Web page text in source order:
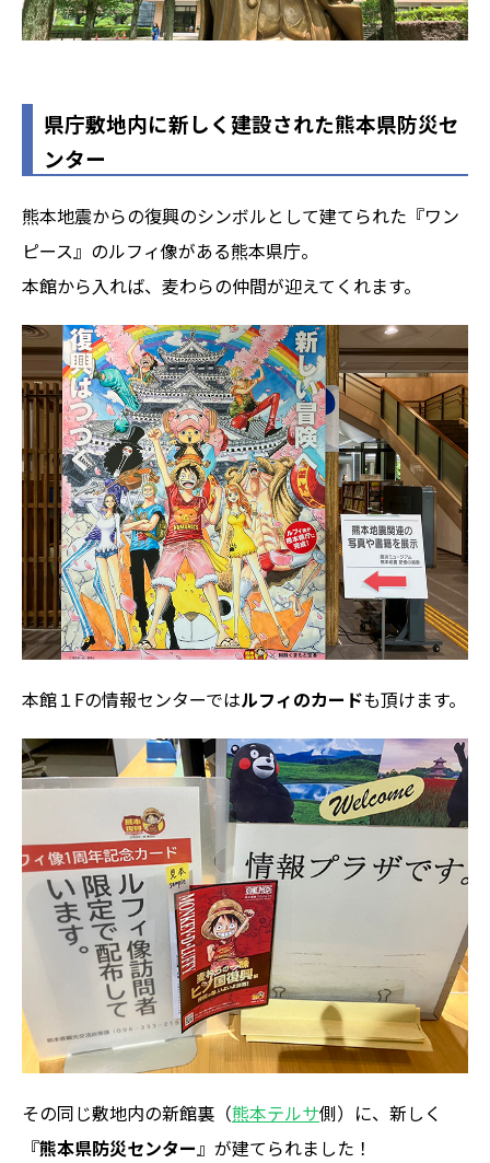
県庁敷地内に新しく建設された熊本県防災セ
ンター
熊本地震からの復興のシンボルとして建てられた『ワン
ピース』のルフィ像がある熊本県庁。
本館から入れば、麦わらの仲間が迎えてくれます。
本館１Fの情報センターではルフィのカードも頂けます。
その同じ敷地内の新館裏（熊本テルサ側）に、新しく
『熊本県防災センター』が建てられました！